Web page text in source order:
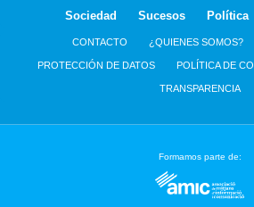
Sociedad
Sucesos Política
CONTACTO ¿QUIENES SOMOS?
PROTECCIÓN DE DATOS POLÍTICA DE
TRANSPARENCIA
Formamos parte de: